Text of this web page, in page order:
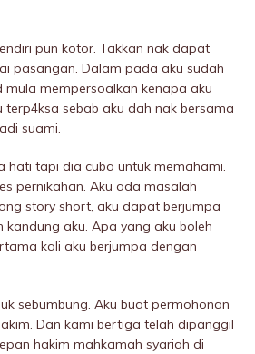
pun kotor. Takkan nak dapat
pasangan. Dalam pada aku sudah
mula mempersoalkan kenapa aku
terp4ksa sebab aku dah nak bersama
suami.
hati tapi dia cuba untuk memahami.
pernikahan. Aku ada masalah
story short, aku dapat berjumpa
aku. Apa yang aku boleh
kali aku berjumpa dengan
sebumbung. Aku buat permohonan
Dan kami bertiga telah dipanggil
hakim mahkamah syariah di